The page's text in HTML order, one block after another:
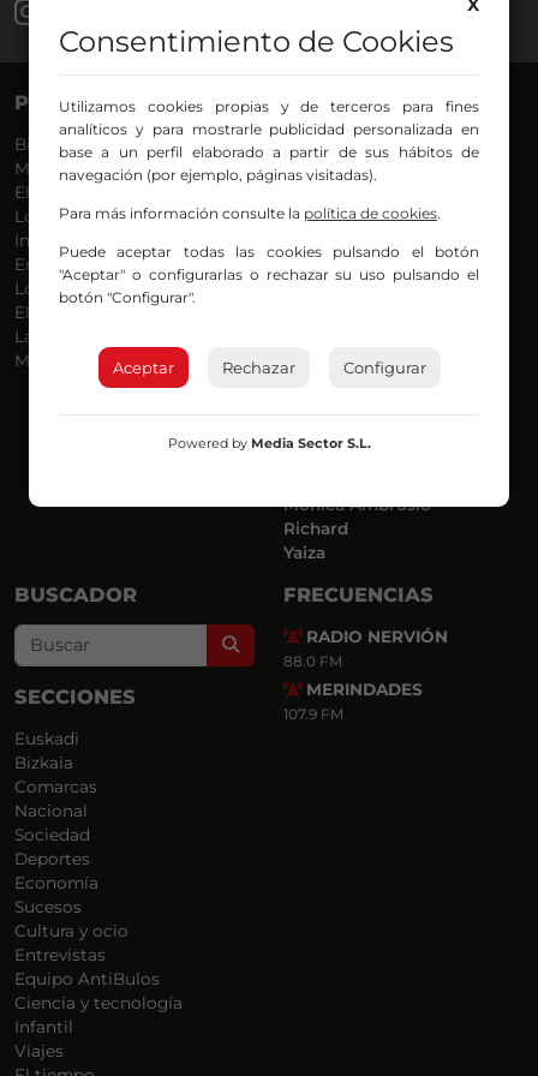
PROGRAMAS
Bilbosport
Más Música
El Madrugador
Lo Más Nuevo
Informativos
En Ruta
Locos por la Música
El Supermadrugador
La Mañana de Radio Nervión
Más Madrugada
VOCES
Agurtzane
Belén Ollero
Eduardo
Endika
Mónica Ambrosio
Richard
Yaiza
BUSCADOR
Search
SECCIONES
Euskadi
Bizkaia
Comarcas
Nacional
Sociedad
Deportes
Economía
Sucesos
Cultura y ocio
Entrevistas
Equipo AntiBulos
Ciencia y tecnología
Infantil
Viajes
FRECUENCIAS
RADIO NERVIÓN
88.0 FM
MERINDADES
107.9 FM
X
Consentimiento de Cookies
Utilizamos cookies propias y de terceros para fines
analíticos y para mostrarle publicidad personalizada en
base a un perfil elaborado a partir de sus hábitos de
navegación (por ejemplo, páginas visitadas).
Para más información consulte la política de cookies.
Puede aceptar todas las cookies pulsando el botón
"Aceptar" o configurarlas o rechazar su uso pulsando el
botón "Configurar".
Aceptar Rechazar Configurar
Powered by Media Sector S.L.